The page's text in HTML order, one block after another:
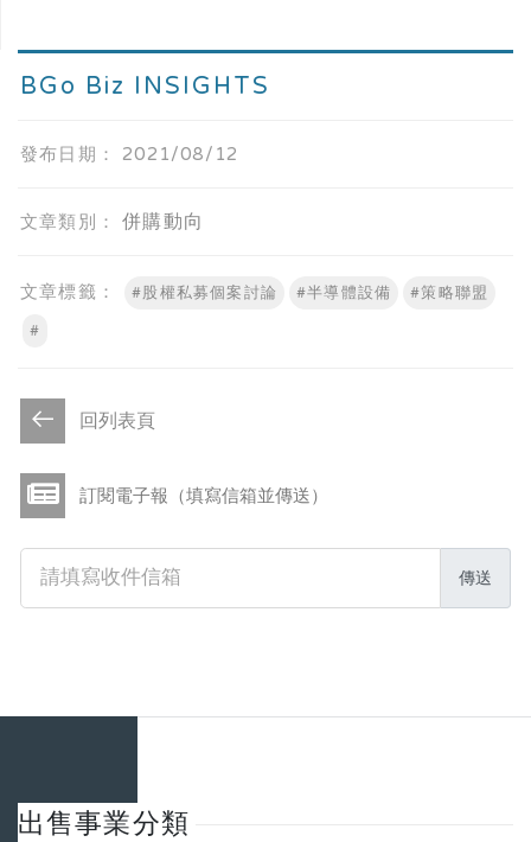
BGo Biz INSIGHTS
發布日期： 2021/08/12
文章類別： 併購動向
文章標籤： #股權私募個案討論 #半導體設備
#策略聯盟
#
回列表頁
訂閱電子報（填寫信箱並傳送）
傳送
出售事業分類